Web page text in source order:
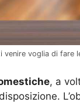
venire voglia di fare
, a